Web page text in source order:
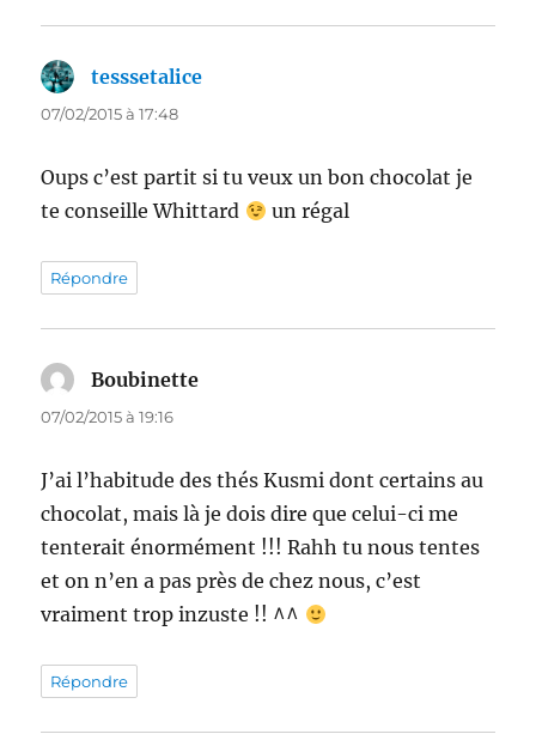
tesssetalice
07/02/2015 à 17:48
Oups c’est partit si tu veux un bon chocolat je
te conseille Whittard
un régal
Répondre
Boubinette
07/02/2015 à 19:16
J’ai l’habitude des thés Kusmi dont certains au
chocolat, mais là je dois dire que celui-ci me
tenterait énormément !!! Rahh tu nous tentes
et on n’en a pas près de chez nous, c’est
vraiment trop inzuste !! ^^
Répondre